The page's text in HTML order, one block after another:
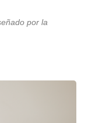
por la